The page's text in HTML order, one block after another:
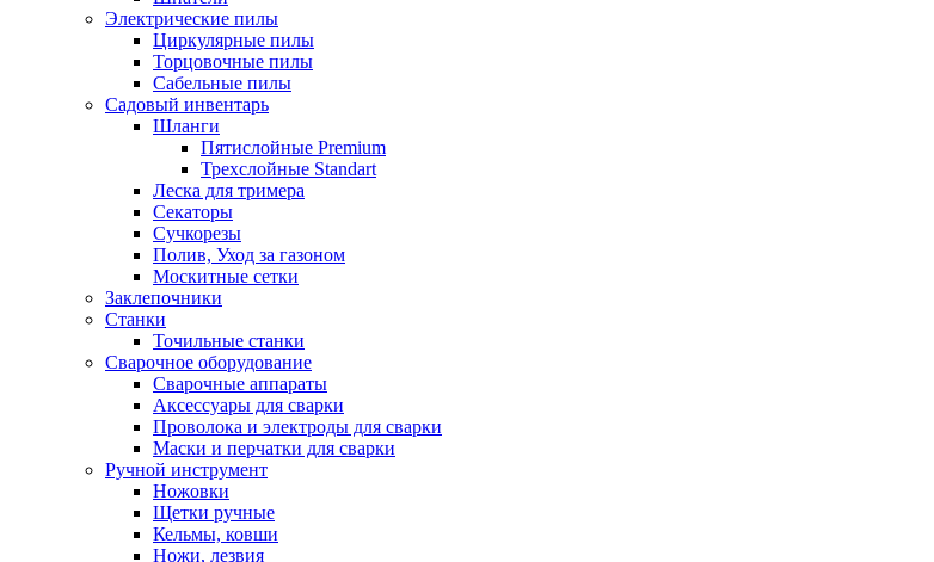
Электрические пилы
Циркулярные пилы
Торцовочные пилы
Сабельные пилы
Садовый инвентарь
Шланги
Пятислойные Premium
Трехслойные Standart
Леска для тримера
Секаторы
Сучкорезы
Полив, Уход за газоном
Москитные сетки
Заклепочники
Станки
Точильные станки
Сварочное оборудование
Сварочные аппараты
Аксессуары для сварки
Проволока и электроды для сварки
Маски и перчатки для сварки
Ручной инструмент
Ножовки
Щетки ручные
Кельмы, ковши
Ножи, лезвия